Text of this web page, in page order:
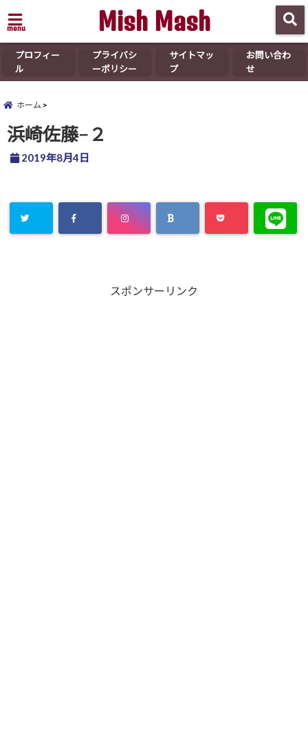
menu Mish Mash
プロフィー
ル
プライバシ
ーポリシー
サイトマッ
プ
お問い合わ
せ
ホーム
浜崎佐藤−２
2019年8月4日
スポンサーリンク